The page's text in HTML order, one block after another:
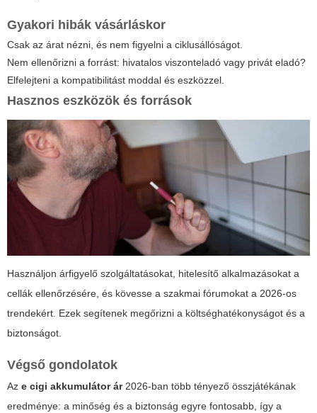
Gyakori hibák vásárláskor
Csak az árat nézni, és nem figyelni a ciklusállóságot.
Nem ellenőrizni a forrást: hivatalos viszonteladó vagy privát eladó?
Elfelejteni a kompatibilitást moddal és eszközzel.
Hasznos eszközök és források
Használjon árfigyelő szolgáltatásokat, hitelesítő alkalmazásokat a
cellák ellenőrzésére, és kövesse a szakmai fórumokat a 2026-os
trendekért. Ezek segítenek megőrizni a költséghatékonyságot és a
biztonságot.
Végső gondolatok
Az e cigi akkumulátor ár2026-ban több tényező összjátékának
eredménye: a minőség és a biztonság egyre fontosabb, így a